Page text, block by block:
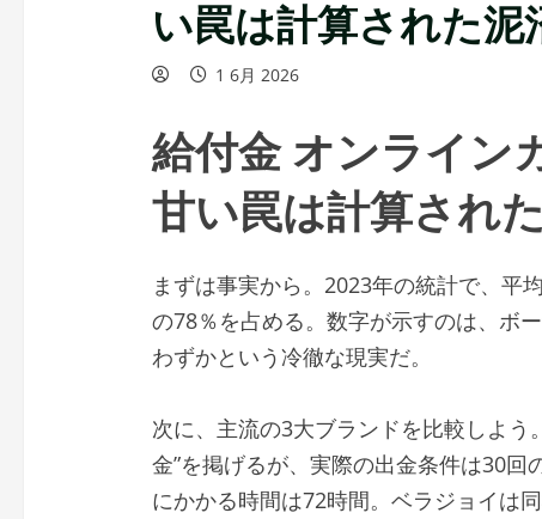
い罠は計算された泥
1 6月 2026
給付金 オンライ
甘い罠は計算され
まずは事実から。2023年の統計で、平
の78％を占める。数字が示すのは、ボ
わずかという冷徹な現実だ。
次に、主流の3大ブランドを比較しよう
金”を掲げるが、実際の出金条件は30
にかかる時間は72時間。ベラジョイは